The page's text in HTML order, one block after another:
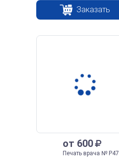
Заказать
от 600
Печать врача № Р47